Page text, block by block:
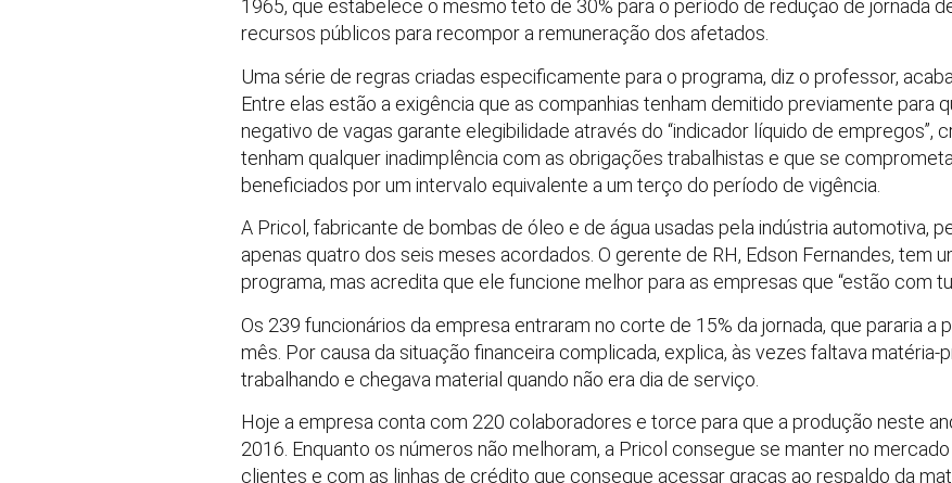
1965, que estabelece o mesmo teto de 30% para o período de redução de jornada
recursos públicos para recompor a remuneração dos afetados.
Uma série de regras criadas especificamente para o programa, diz o professor,
Entre elas estão a exigência que as companhias tenham demitido previamente para
negativo de vagas garante elegibilidade através do “indicador líquido de empregos”,
tenham qualquer inadimplência com as obrigações trabalhistas e que se
beneficiados por um intervalo equivalente a um terço do período de vigência.
A Pricol, fabricante de bombas de óleo e de água usadas pela indústria automotiva,
apenas quatro dos seis meses acordados. O gerente de RH, Edson Fernandes, tem
programa, mas acredita que ele funcione melhor para as empresas que “estão com
Os 239 funcionários da empresa entraram no corte de 15% da jornada, que pararia a
mês. Por causa da situação financeira complicada, explica, às vezes faltava matéria-
trabalhando e chegava material quando não era dia de serviço.
Hoje a empresa conta com 220 colaboradores e torce para que a produção neste
2016. Enquanto os números não melhoram, a Pricol consegue se manter no
clientes e com as linhas de crédito que consegue acessar graças ao respaldo da